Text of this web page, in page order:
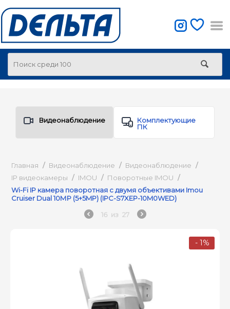
Видеонаблюдение
Комплектующие
ПК
Главная / Видеонаблюдение / Видеонаблюдение /
IP видеокамеры / IMOU / Поворотные IMOU /
Wi-Fi IP камера поворотная с двумя объективами Imou
Cruiser Dual 10МР (5+5MP) (IPC-S7XEP-10M0WED)
16 из 27
- 1%